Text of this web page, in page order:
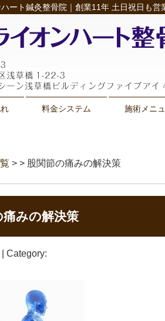
ート鍼灸整骨院｜創業11年 土日祝日も営
料金システム 施術メニ
> > 股関節の痛みの解決策
痛みの解決策
Category: